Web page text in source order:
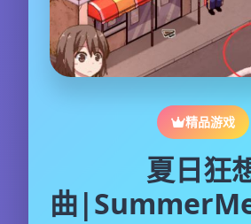
精品游戏
夏日狂
曲